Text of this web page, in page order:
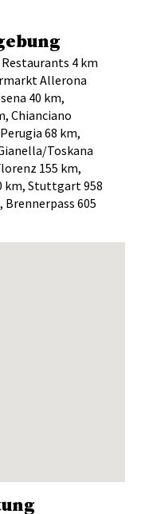
4 km
Allerona
40 km,
Chianciano
68 km,
Toskana
155 km,
km, Stuttgart 958
Brennerpass 605